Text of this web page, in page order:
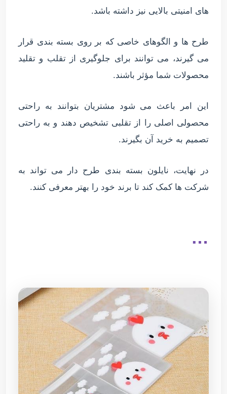
های امنیتی بالایی نیز داشته باشد.
طرح ها و الگوهای خاصی که بر روی بسته بندی قرار
می گیرند، می توانند برای جلوگیری از تقلب و تقلید
محصولات شما مؤثر باشند.
این امر باعث می شود مشتریان بتوانند به راحتی
محصولی اصلی را از تقلبی تشخیص دهند و به راحتی
تصمیم به خرید آن بگیرند.
در نهایت، نایلون بسته بندی طرح دار می تواند به
شرکت ها کمک کند تا برند خود را بهتر معرفی کنند.
…